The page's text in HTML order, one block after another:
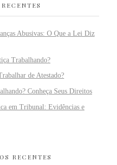
Abusivas: O Que a Lei Diz
Trabalhando?
de Atestado?
Conheça Seus Direitos
em Tribunal: Evidências e
RECENTES